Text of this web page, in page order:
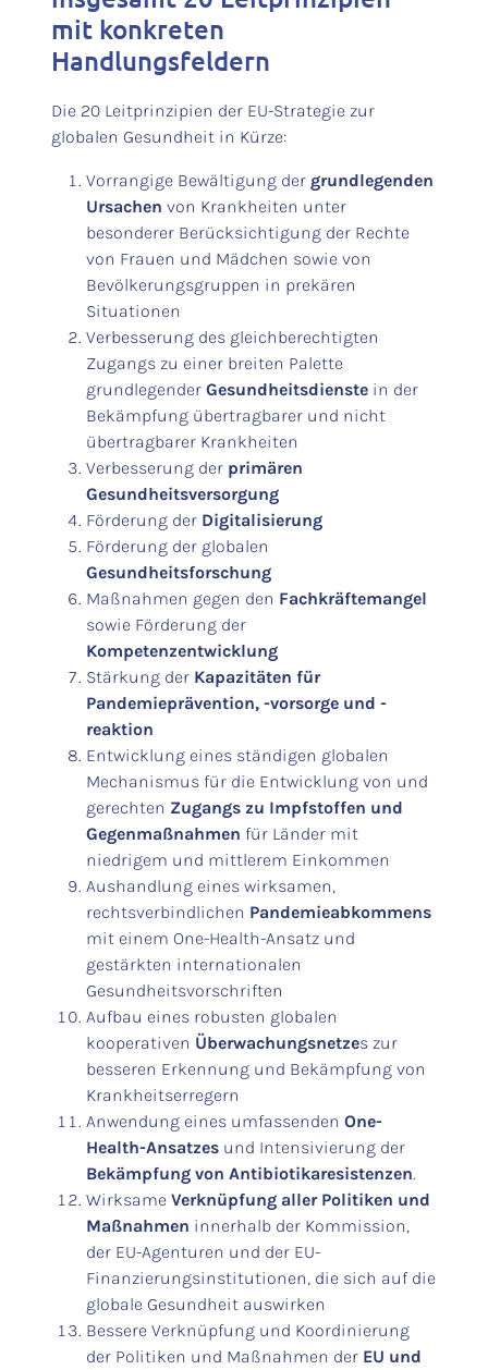
mit konkreten
Handlungsfeldern
Die 20 Leitprinzipien der EU-Strategie zur
globalen Gesundheit in Kürze:
Vorrangige Bewältigung der grundlegenden
Ursachen von Krankheiten unter
besonderer Berücksichtigung der Rechte
von Frauen und Mädchen sowie von
Bevölkerungsgruppen in prekären
Situationen
Verbesserung des gleichberechtigten
Zugangs zu einer breiten Palette
grundlegender Gesundheitsdienste in der
Bekämpfung übertragbarer und nicht
übertragbarer Krankheiten
Verbesserung der primären
Gesundheitsversorgung
Förderung der Digitalisierung
Förderung der globalen
Gesundheitsforschung
Maßnahmen gegen den Fachkräftemangel
sowie Förderung der
Kompetenzentwicklung
Stärkung der Kapazitäten für
Pandemieprävention, -vorsorge und -
reaktion
Entwicklung eines ständigen globalen
Mechanismus für die Entwicklung von und
gerechten Zugangs zu Impfstoffen und
Gegenmaßnahmen für Länder mit
niedrigem und mittlerem Einkommen
Aushandlung eines wirksamen,
rechtsverbindlichen Pandemieabkommens
mit einem One-Health-Ansatz und
gestärkten internationalen
Gesundheitsvorschriften
Aufbau eines robusten globalen
kooperativen Überwachungsnetzes zur
besseren Erkennung und Bekämpfung von
Krankheitserregern
Anwendung eines umfassendenOne-
Health-Ansatzes und Intensivierung der
Bekämpfung von Antibiotikaresistenzen.
WirksameVerknüpfung aller Politiken und
Maßnahmen innerhalb der Kommission,
der EU-Agenturen und der EU-
Finanzierungsinstitutionen, die sich auf die
globale Gesundheit auswirken
Bessere Verknüpfung und Koordinierung
der Politiken und Maßnahmen der EU und